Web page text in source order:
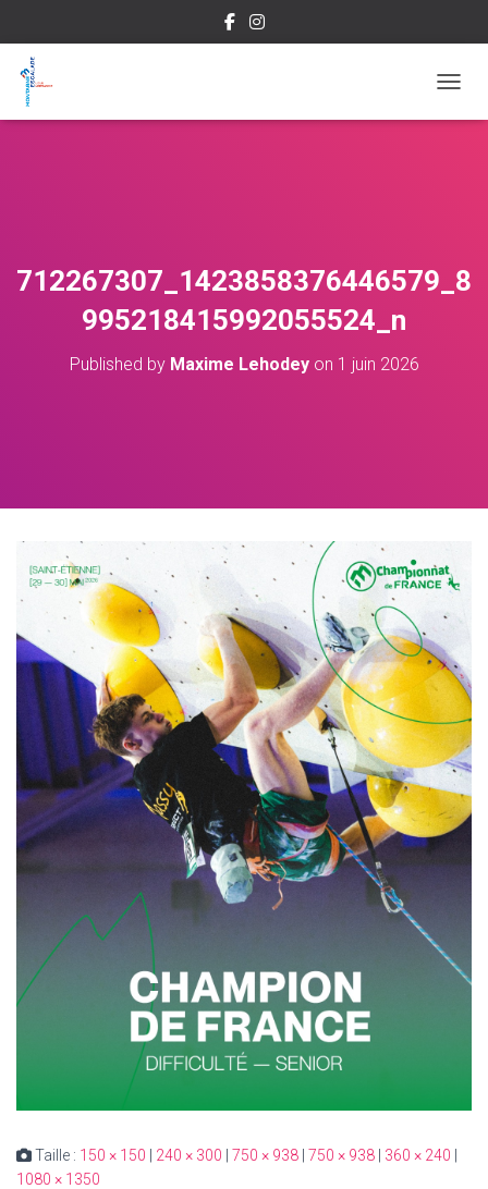
712267307_1423858376446579_8
995218415992055524_n
Published by Maxime Lehodeyon 1 juin 2026
Taille : 150 × 150 | 240 × 300 | 750 × 938 | 750 × 938 | 360 × 240 |
1080 × 1350